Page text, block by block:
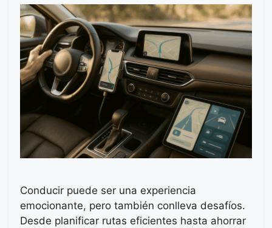
Conducir puede ser una experiencia
emocionante, pero también conlleva desafíos.
Desde planificar rutas eficientes hasta ahorrar